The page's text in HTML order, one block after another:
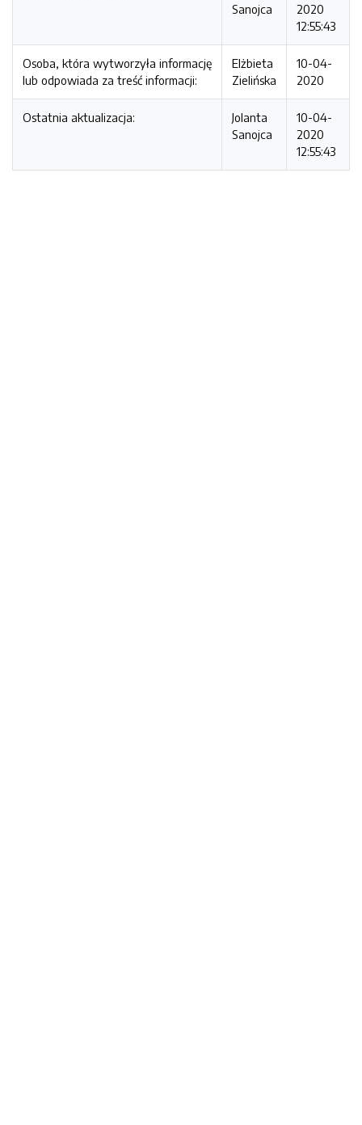
Sanojca
2020
12:55:43
Osoba, która wytworzyła informację
lub odpowiada za treść informacji:
Elżbieta
Zielińska
10-04-
2020
Ostatnia aktualizacja:
Jolanta
Sanojca
10-04-
2020
12:55:43